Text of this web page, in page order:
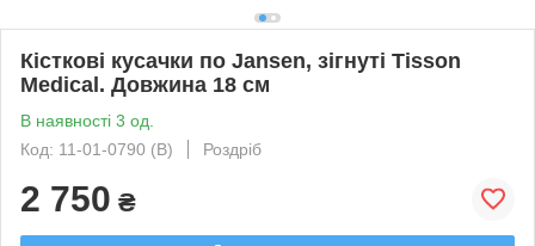
Кісткові кусачки по Jansen, зігнуті Tisson
Medical. Довжина 18 см
В наявності 3 од.
Код: 11-01-0790 (B)
Роздріб
2 750 ₴